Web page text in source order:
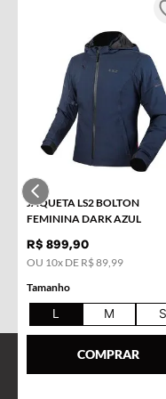
JAQUETA LS2 BOLTON
FEMININA DARK AZUL
R$ 899,90
OU 10x DE R$89 99
Tamanho
L M S
COMPRAR
Receba novidades e
em primeira mão!
Nome
E-mail